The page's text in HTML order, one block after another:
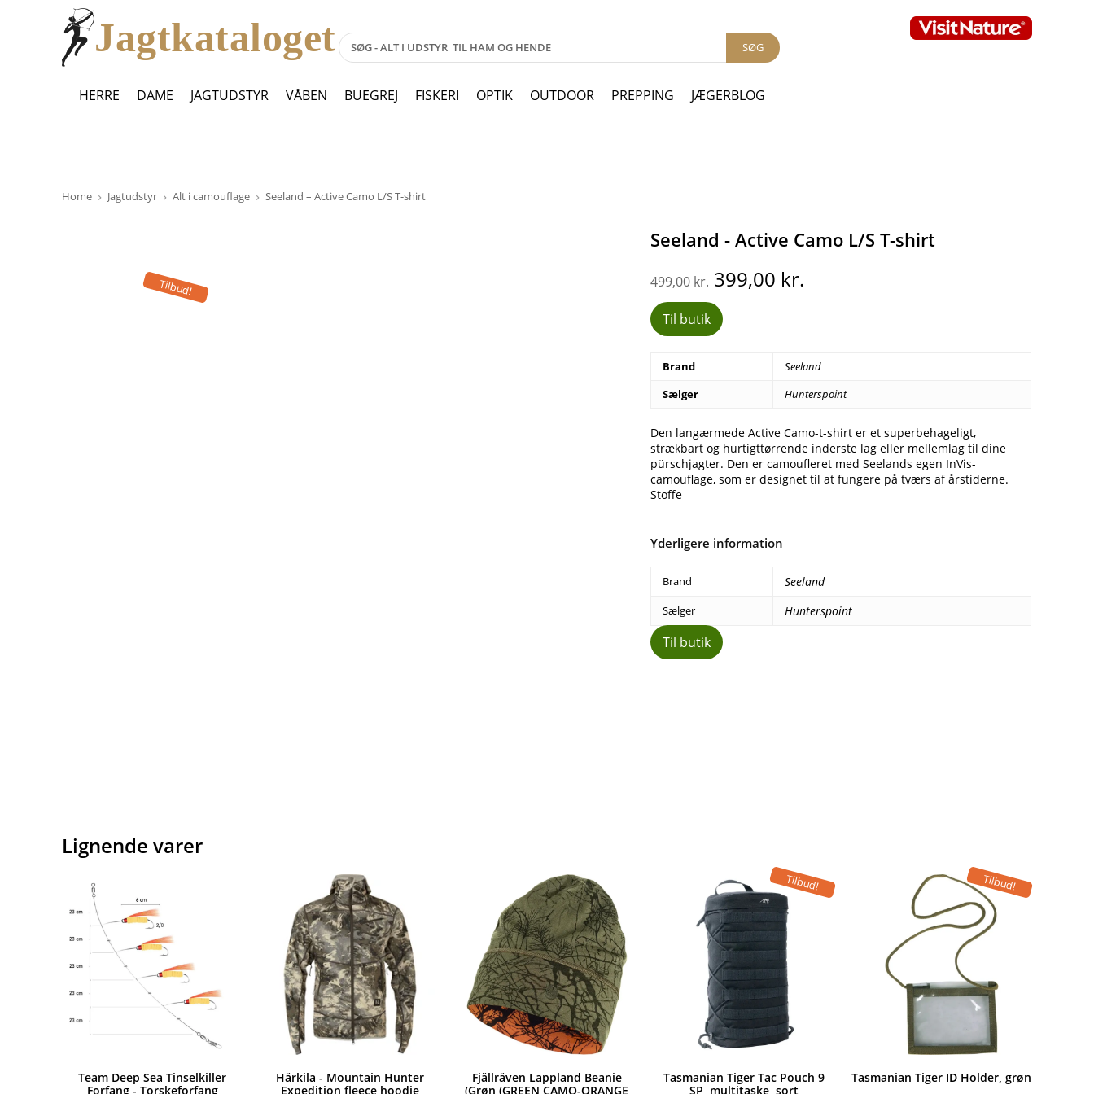
Jagtkataloget SØG
HERRE DAME JAGTUDSTYR VÅBEN BUEGREJ FISKERI OPTIK OUTDOOR PREPPING JÆGERBLOG
Home Jagtudstyr Alt i camouflage Seeland – Active Camo L/S T-shirt
Tilbud!
Seeland - Active Camo L/S T-shirt
499,00kr. Den
oprindelige
pris
var:
399,00 kr.
Til butik
Brand
Seeland
Sælger
Hunterspoint
Den langærmede Active Camo-t-shirt er et superbehageligt,
strækbart og hurtigttørrende inderste lag eller mellemlag til dine
pürschjagter. Den er camoufleret med Seelands egen InVis-
camouflage, som er designet til at fungere på tværs af årstiderne.
Stoffe
Yderligere information
Brand Seeland
Sælger Hunterspoint
Til butik
Lignende varer
Team Deep Sea Tinselkiller
Forfang - Torskeforfang
Härkila - Mountain Hunter
Expedition fleece hoodie
Fjällräven Lappland Beanie
(Grøn (GREEN CAMO-ORANGE
Tilbud!
Tasmanian Tiger Tac Pouch 9
SP, multitaske, sort
Tilbud!
Tasmanian Tiger ID Holder, grøn